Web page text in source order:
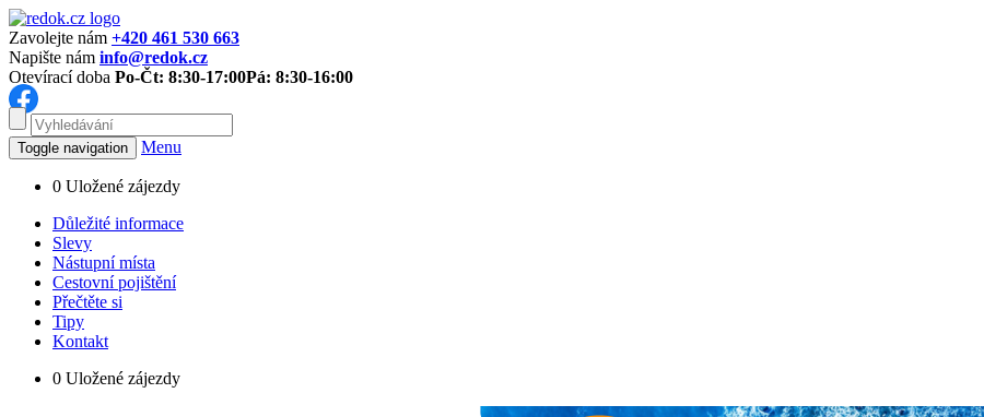
Zavolejte nám +420 461 530 663
Napište nám info@redok.cz
Otevírací doba Po-Čt: 8:30-17:00Pá: 8:30-16:00
Toggle navigation Menu
0 Uložené zájezdy
Důležité informace
Slevy
Nástupní místa
Cestovní pojištění
Přečtěte si
Tipy
Kontakt
0 Uložené zájezdy